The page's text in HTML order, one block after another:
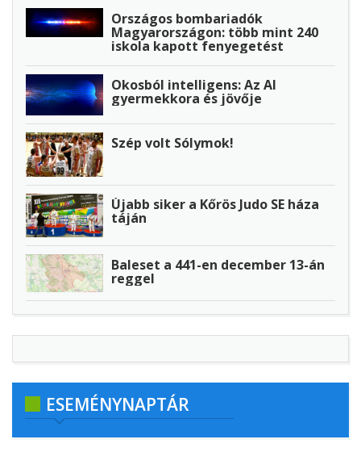
Országos bombariadók
Magyarországon: több mint 240
iskola kapott fenyegetést
Okosból intelligens: Az AI
gyermekkora és jövője
Szép volt Sólymok!
Újabb siker a Kőrös Judo SE háza
táján
Baleset a 441-en december 13-án
reggel
ESEMÉNYNAPTÁR